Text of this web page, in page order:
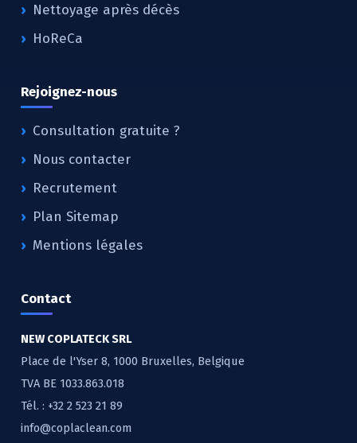
Nettoyage après décès
HoReCa
Rejoignez-nous
Consultation gratuite ?
Nous contacter
Recrutement
Plan Sitemap
Mentions légales
Contact
NEW COPLATECK SRL
Place de l'Yser 8, 1000 Bruxelles, Belgique
TVA BE 1033.863.018
Tél. : +32 2 523 21 89
info@coplaclean.com